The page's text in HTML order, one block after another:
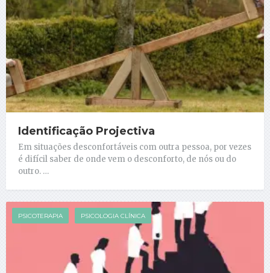
Identificação Projectiva
Em situações desconfortáveis com outra pessoa, por vezes
é difícil saber de onde vem o desconforto, de nós ou do
outro. …
PSICOTERAPIA PSICOLOGIA CLÍNICA